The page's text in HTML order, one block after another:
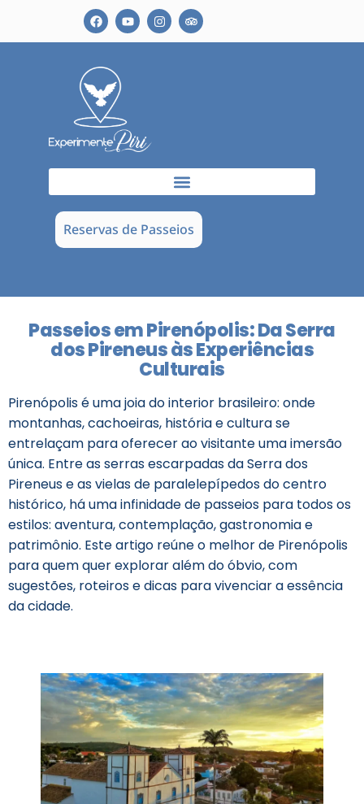
Reservas de Passeios
Passeios em Pirenópolis: Da Serra
dos Pireneus às Experiências
Culturais
Pirenópolis é uma joia do interior brasileiro: onde
montanhas, cachoeiras, história e cultura se
entrelaçam para oferecer ao visitante uma imersão
única. Entre as serras escarpadas da Serra dos
Pireneus e as vielas de paralelepípedos do centro
histórico, há uma infinidade de passeios para todos os
estilos: aventura, contemplação, gastronomia e
patrimônio. Este artigo reúne o melhor de Pirenópolis
para quem quer explorar além do óbvio, com
sugestões, roteiros e dicas para vivenciar a essência
da cidade.